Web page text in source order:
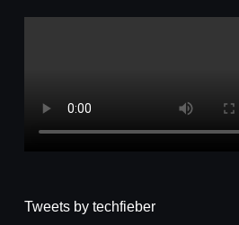
Tweets by techfieber